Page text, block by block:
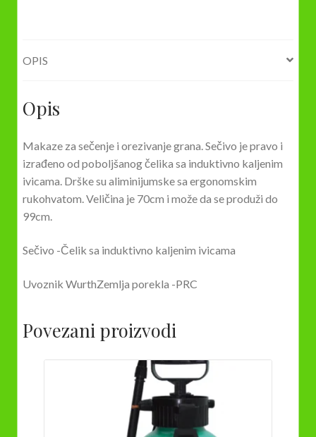
OPIS
Opis
Makaze za sečenje i orezivanje grana. Sečivo je pravo i
izrađeno od poboljšanog čelika sa induktivno kaljenim
ivicama. Drške su aliminijumske sa ergonomskim
rukohvatom. Veličina je 70cm i može da se produži do
99cm.
Sečivo -Čelik sa induktivno kaljenim ivicama
Uvoznik WurthZemlja porekla -PRC
Povezani proizvodi